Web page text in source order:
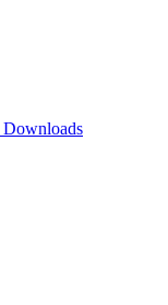
Downloads